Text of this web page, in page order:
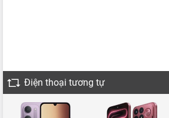
Điện thoại tương tự